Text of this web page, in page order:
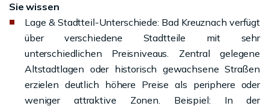
Sie wissen
Lage & Stadtteil-Unterschiede: Bad Kreuznach verfügt
über verschiedene Stadtteile mit sehr
unterschiedlichen Preisniveaus. Zentral gelegene
Altstadtlagen oder historisch gewachsene Straßen
erzielen deutlich höhere Preise als periphere oder
weniger attraktive Zonen. Beispiel: In der